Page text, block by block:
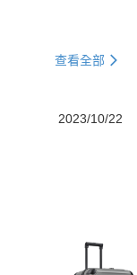
查看全部
2023/10/22